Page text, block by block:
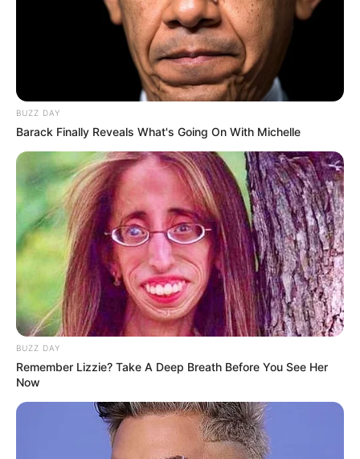
(foto: shelterness)
6. Berkumpul dengan keluarga akan semakin intim,
desain bebatuan memang cocok banget disandingkan
dengan perapian
BUZZ DAY
Barack Finally Reveals What's Going On With Michelle
BUZZ DAY
Remember Lizzie? Take A Deep Breath Before You See Her
Now